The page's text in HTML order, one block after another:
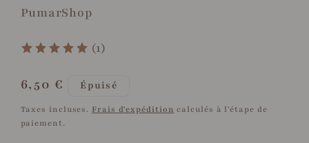
PumarShop
(1)
Prix
habituel
6,50 € Épuisé
Taxes incluses. Frais d'expédition calculés à l'étape de
paiement.